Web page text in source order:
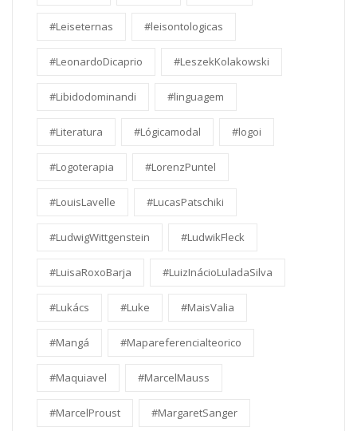
#Leiseternas #leisontologicas
#LeonardoDicaprio #LeszekKolakowski
#Libidodominandi #linguagem
#Literatura #Lógicamodal #logoi
#Logoterapia #LorenzPuntel
#LouisLavelle #LucasPatschiki
#LudwigWittgenstein #LudwikFleck
#LuisaRoxoBarja #LuizInácioLuladaSilva
#Lukács #Luke #MaisValia
#Mangá #Mapareferencialteorico
#Maquiavel #MarcelMauss
#MarcelProust #MargaretSanger